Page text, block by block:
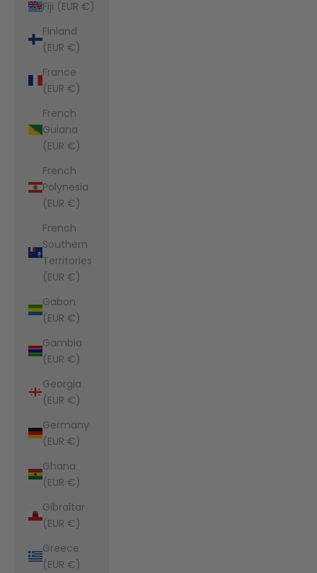
Fiji (EUR €)
Finland
(EUR €)
France
(EUR €)
French
Guiana
(EUR €)
French
Polynesia
(EUR €)
French
Southern
Territories
(EUR €)
Gabon
(EUR €)
Gambia
(EUR €)
Georgia
(EUR €)
Germany
(EUR €)
Ghana
(EUR €)
Gibraltar
(EUR €)
Greece
(EUR €)